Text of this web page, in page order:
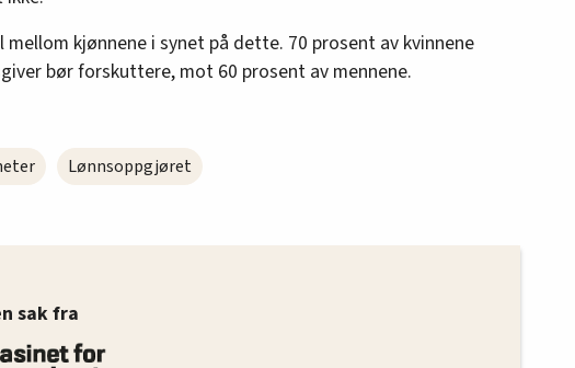
mellom kjønnene i synet på dette. 70 prosent av kvinnene
bør forskuttere, mot 60 prosent av mennene.
Lønnsoppgjøret
sak fra